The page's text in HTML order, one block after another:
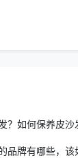
表清洁
固水
？如何保养皮沙
品牌有哪些，该